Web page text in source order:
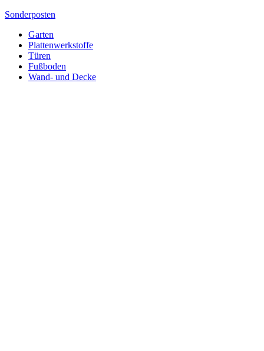
Sonderposten
Garten
Plattenwerkstoffe
Türen
Fußboden
Wand- und Decke